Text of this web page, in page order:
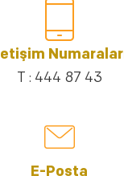
T : 444 87 43
E-Posta